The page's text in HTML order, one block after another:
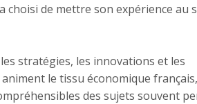
choisi de mettre son expérience au
stratégies, les innovations et les
le tissu économique
des sujets souvent